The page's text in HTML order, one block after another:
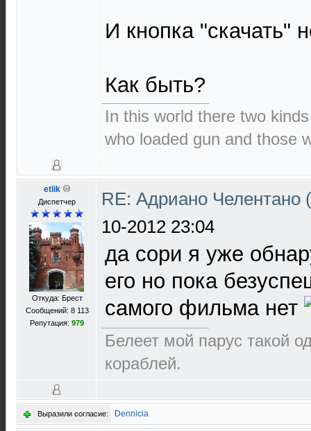
И кнопка "скачать"
Как быть?
In this world there two
who loaded gun and those
etlik
Диспетчер
Откуда: Брест
Сообщений: 8 113
Репутация: 979
RE: Адриано Челентано
10-2012 23:04
да сори я уже
его но пока
самого фильма нет
Белеет мой парус такой
кораблей.
Выразили согласие: Dennicia